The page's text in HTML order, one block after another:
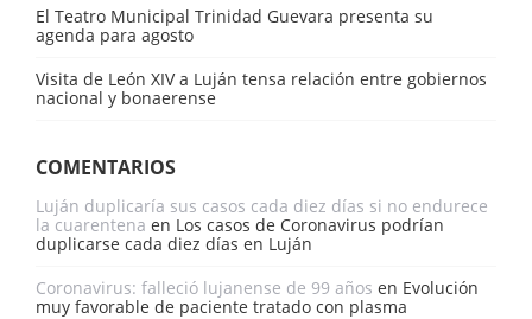
El Teatro Municipal Trinidad Guevara presenta su
agenda para agosto
Visita de León XIV a Luján tensa relación entre gobiernos
nacional y bonaerense
COMENTARIOS
Luján duplicaría sus casos cada diez días si no endurece
la cuarentena en Los casos de Coronavirus podrían
duplicarse cada diez días en Luján
Coronavirus: falleció lujanense de 99 años en Evolución
muy favorable de paciente tratado con plasma